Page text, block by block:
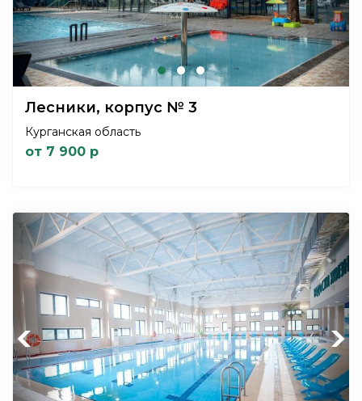
Лесники, корпус № 3
Курганская область
от 7 900 р
Previous Next